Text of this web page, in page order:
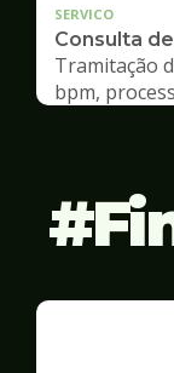
SERVICO
Consulta
Tramitação
bpm,